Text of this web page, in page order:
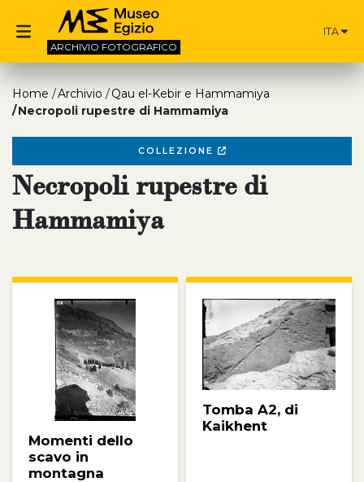
ARCHIVIO FOTOGRAFICO
ITA
Home Archivio
Qau el-Kebir e Hammamiya
Necropoli rupestre di Hammamiya
COLLEZIONE
Necropoli rupestre di
Hammamiya
Momenti dello
scavo in
montagna
Tomba A2, di
Kaikhent